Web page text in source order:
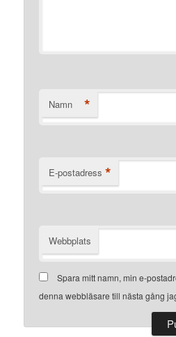
Namn *
E-postadress *
Webbplats
Spara mitt namn, min e-
denna webbläsare till nästa gång